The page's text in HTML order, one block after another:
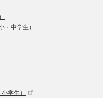
・中学生）
学生）